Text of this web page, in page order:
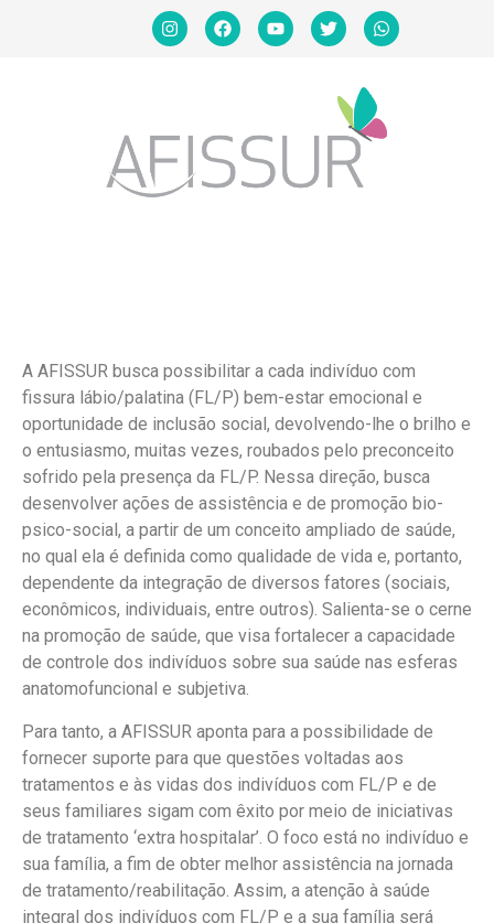
A AFISSUR busca possibilitar a cada indivíduo com
fissura lábio/palatina (FL/P) bem-estar emocional e
oportunidade de inclusão social, devolvendo-lhe o brilho e
o entusiasmo, muitas vezes, roubados pelo preconceito
sofrido pela presença da FL/P. Nessa direção, busca
desenvolver ações de assistência e de promoção bio-
psico-social, a partir de um conceito ampliado de saúde,
no qual ela é definida como qualidade de vida e, portanto,
dependente da integração de diversos fatores (sociais,
econômicos, individuais, entre outros). Salienta-se o cerne
na promoção de saúde, que visa fortalecer a capacidade
de controle dos indivíduos sobre sua saúde nas esferas
anatomofuncional e subjetiva.
Para tanto, a AFISSUR aponta para a possibilidade de
fornecer suporte para que questões voltadas aos
tratamentos e às vidas dos indivíduos com FL/P e de
seus familiares sigam com êxito por meio de iniciativas
de tratamento ‘extra hospitalar’. O foco está no indivíduo e
sua família, a fim de obter melhor assistência na jornada
de tratamento/reabilitação. Assim, a atenção à saúde
integral dos indivíduos com FL/P e a sua família será